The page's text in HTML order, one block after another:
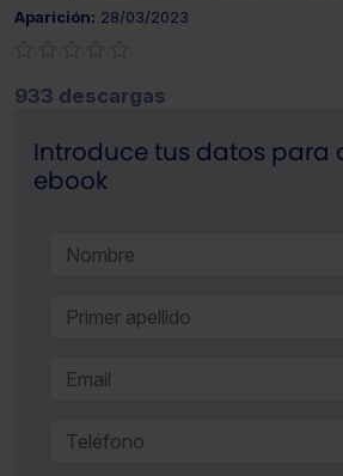
Aparición: 28/03/2023
933 descargas
Introduce tus datos para
ebook